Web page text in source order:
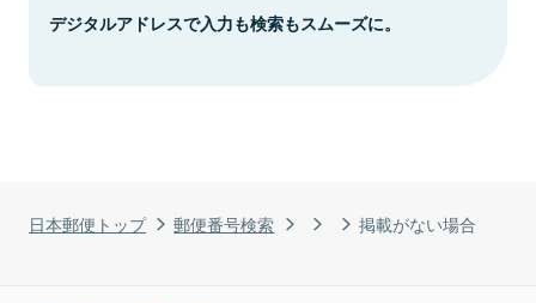
日本郵便トップ 郵便番号検索 掲載がない場合
デジタルアドレスで入力も検索もスムーズに。